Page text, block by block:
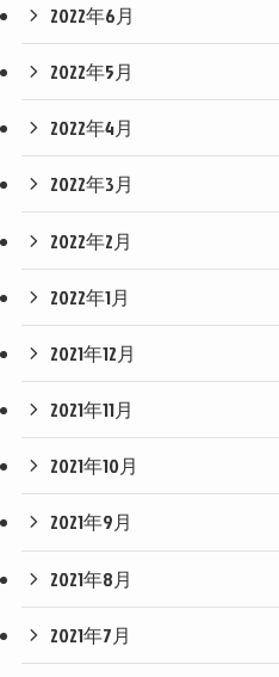
2022年6月
2022年5月
2022年4月
2022年3月
2022年2月
2022年1月
2021年12月
2021年11月
2021年10月
2021年9月
2021年8月
2021年7月